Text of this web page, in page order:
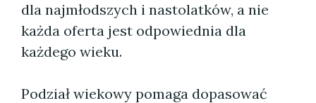
dla najmłodszych i nastolatków, a nie
każda oferta jest odpowiednia dla
każdego wieku.
Podział wiekowy pomaga dopasować